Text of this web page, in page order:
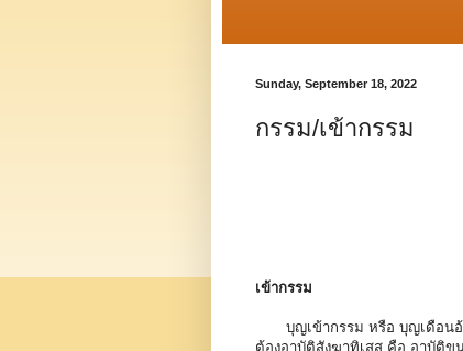
Sunday, September 18, 2022
กรรม/เข้ากรรม
เข้ากรรม
บุญเข้ากรรม หรือ บุญเดือนอ้า
ต้องอาบัติสังฆาทิเสส คือ อาบัติข